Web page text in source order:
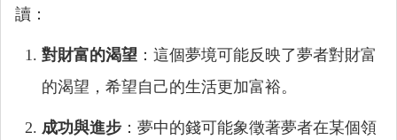
讀：
對財富的渴望 ：這個夢境可能反映了夢者對財富
的渴望，希望自己的生活更加富裕。
成功與進步 ：夢中的錢可能象徵著夢者在某個領